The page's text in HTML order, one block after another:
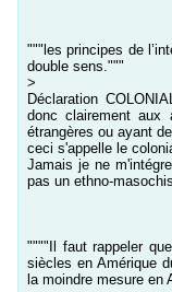
"""les principes de
double sens."""
>
Déclaration
donc clairement aux
étrangères ou ayant
ceci s'appelle le
Jamais je ne
pas un ethno-
""""Il faut rappeler
siècles en Amérique
la moindre mesure en